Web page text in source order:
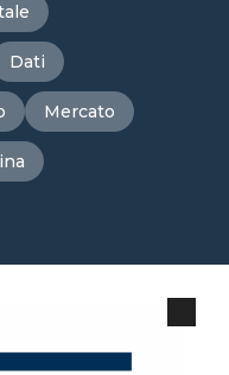
Dati
Mercato